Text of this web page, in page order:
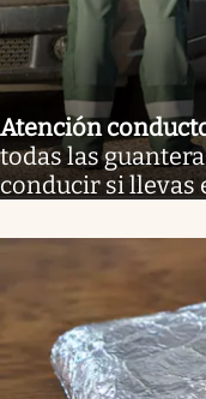
Atención
todas las
conducir si llevas